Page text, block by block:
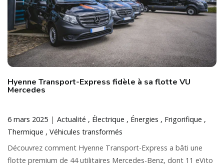
Hyenne Transport-Express fidèle à sa flotte VU
Mercedes
6 mars 2025 Actualité Électrique Énergies
Frigorifique
Thermique
Véhicules transformés
Découvrez comment Hyenne Transport-Express a bâti une
flotte premium de 44 utilitaires Mercedes-Benz, dont 11 eVito